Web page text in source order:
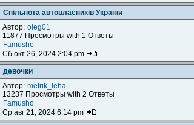
Спільнота автовласників України
Автор: oleg01
11877 Просмотры with 1 Ответы
Famusho
Сб окт 26, 2024 2:04 pm
девочки
Автор: metrik_leha
13237 Просмотры with 2 Ответы
Famusho
Ср авг 21, 2024 6:14 pm